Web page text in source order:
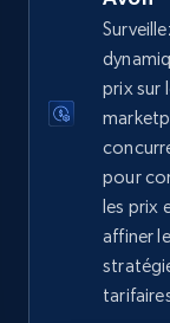
5.4K+
URL, Title,
price, Final
5.4K+
prix sur
pour
les prix
affiner